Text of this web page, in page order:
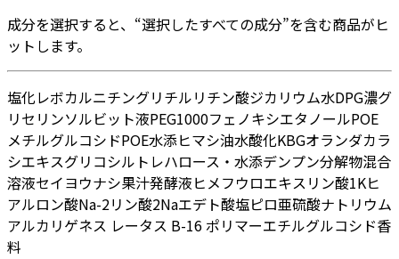
成分を選択すると、“選択したすべての成分”を含む商品がヒ
ットします。
塩化レボカルニチングリチルリチン酸ジカリウム水DPG濃グ
リセリンソルビット液PEG1000フェノキシエタノールPOE
メチルグルコシドPOE水添ヒマシ油水酸化KBGオランダカラ
シエキスグリコシルトレハロース・水添デンプン分解物混合
溶液セイヨウナシ果汁発酵液ヒメフウロエキスリン酸1Kヒ
アルロン酸Na-2リン酸2Naエデト酸塩ピロ亜硫酸ナトリウム
アルカリゲネス レータス B-16 ポリマーエチルグルコシド香
料